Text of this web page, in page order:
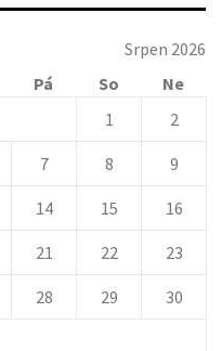
Srpen 2026
Pá So
Ne
1
2
7 8 9
14 15 16
21 22 23
28 29 30